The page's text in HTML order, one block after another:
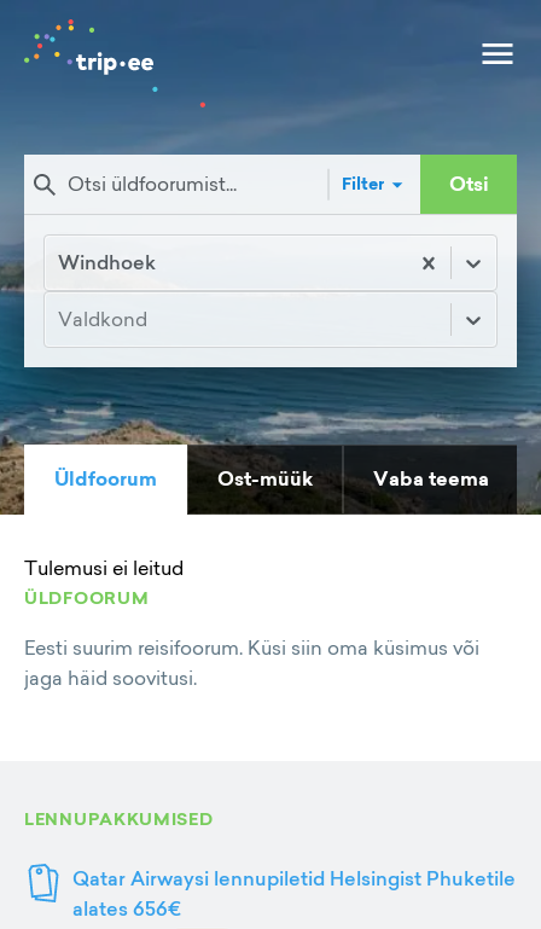
Filter Otsi
Windhoek
Valdkond
Üldfoorum Ost-müük Vaba teema
Tulemusi ei leitud
ÜLDFOORUM
Eesti suurim reisifoorum. Küsi siin oma küsimus või
jaga häid soovitusi.
LENNUPAKKUMISED
Qatar Airwaysi lennupiletid Helsingist Phuketile
alates 656€